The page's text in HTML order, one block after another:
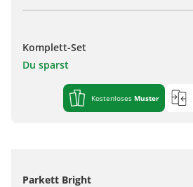
Komplett-Set
Du sparst
Kostenloses Muster
Parkett Bright